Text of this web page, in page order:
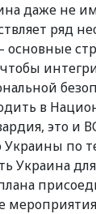
даже не
ряд
основные
в
это и
по
Украина